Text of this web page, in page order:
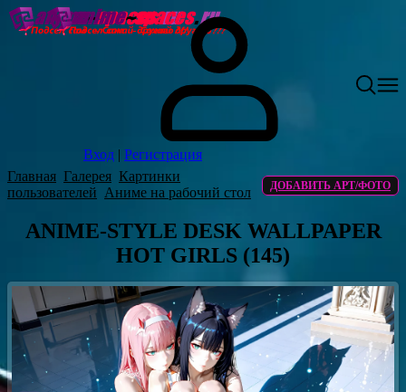
Вход | Регистрация
Главная Галерея Картинки
пользователей Аниме на рабочий стол ДОБАВИТЬ АРТ/ФОТО
ANIME-STYLE DESK WALLPAPER
HOT GIRLS (145)